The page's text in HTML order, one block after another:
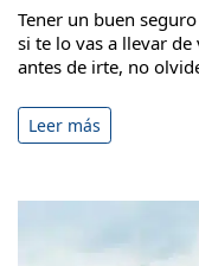
Tener un buen
si te lo vas a llevar
antes de irte, no
Leer más